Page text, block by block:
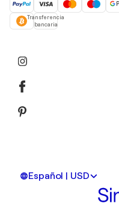
Transferencia
bancaria
Español | USD